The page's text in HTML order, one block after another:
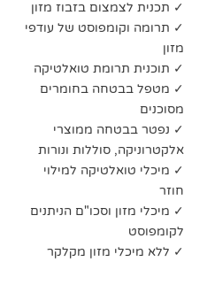
✓ תכנית לצמצום בזבוז מזון
✓ תרומה וקומפוסט של עודפי
מזון
✓ תוכנית תרומת טואלטיקה
✓ מטפל בבטחה בחומרים
מסוכנים
✓ נפטר בבטחה ממוצרי
אלקטרוניקה, סוללות ונורות
✓ מיכלי טואלטיקה למילוי
חוזר
✓ מיכלי מזון וסכו"ם הניתנים
לקומפוסט
✓ ללא מיכלי מזון מקלקר